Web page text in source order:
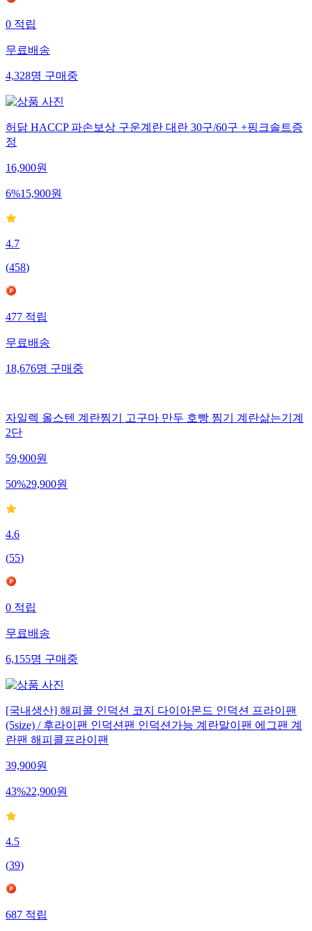
0 적립
무료배송
4,328명 구매중
허닭 HACCP 파손보상 구운계란 대란 30구/60구 +핑크솔트증
정
16,900원
6%15,900원
4.7
(458)
477 적립
무료배송
18,676명 구매중
자일렉 올스텐 계란찜기 고구마 만두 호빵 찜기 계란삶는기계
2단
59,900원
50%29,900원
4.6
(55)
0적립
무료배송
6,155명구매중
[국내생산] 해피콜 인덕션 코지 다이아몬드 인덕션 프라이팬
(5size) / 후라이팬 인덕션팬 인덕션가능 계란말이팬 에그팬 계
란팬 해피콜프라이팬
39,900원
43%22,900원
4.5
(39)
687적립